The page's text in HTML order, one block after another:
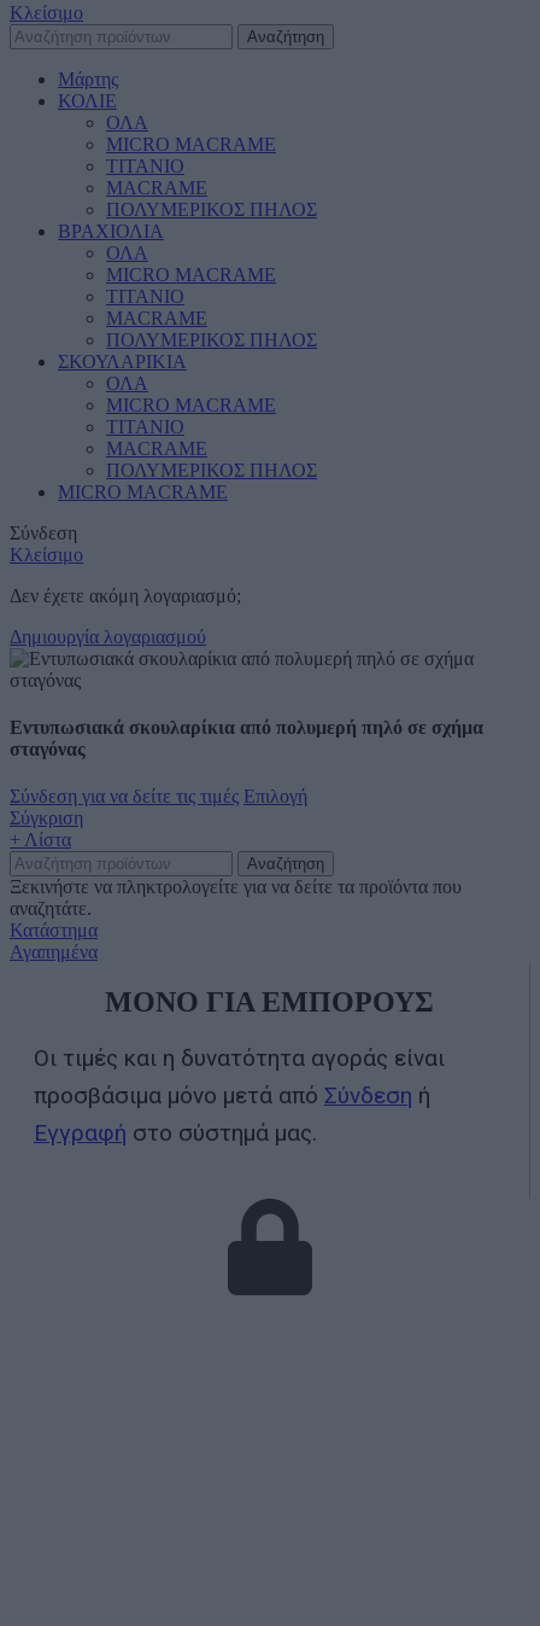
Κλείσιμο
Αναζήτηση
Μάρτης
ΚΟΛΙΕ
ΟΛΑ
MICRO MACRAME
ΤΙΤΑΝΙΟ
MACRAME
ΠΟΛΥΜΕΡΙΚΟΣ ΠΗΛΟΣ
ΒΡΑΧΙΟΛΙΑ
ΟΛΑ
MICRO MACRAME
ΤΙΤΑΝΙΟ
MACRAME
ΠΟΛΥΜΕΡΙΚΟΣ ΠΗΛΟΣ
ΣΚΟΥΛΑΡΙΚΙΑ
ΟΛΑ
MICRO MACRAME
ΤΙΤΑΝΙΟ
MACRAME
ΠΟΛΥΜΕΡΙΚΟΣ ΠΗΛΟΣ
MICRO MACRAME
Σύνδεση
Κλείσιμο
Δεν έχετε ακόμη λογαριασμό;
Δημιουργία λογαριασμού
Εντυπωσιακά σκουλαρίκια από πολυμερή πηλό σε σχήμα
σταγόνας
Σύνδεση για να δείτε τις τιμές Επιλογή
Σύγκριση
+ Λίστα
Αναζήτηση
Ξεκινήστε να πληκτρολογείτε για να δείτε τα προϊόντα που
αναζητάτε.
Κατάστημα
Αγαπημένα
ΜΟΝΟ ΓΙΑ ΕΜΠΟΡΟΥΣ
Οι τιμές και η δυνατότητα αγοράς είναι
προσβάσιμα μόνο μετά από Σύνδεση ή
Εγγραφή στο σύστημά μας.